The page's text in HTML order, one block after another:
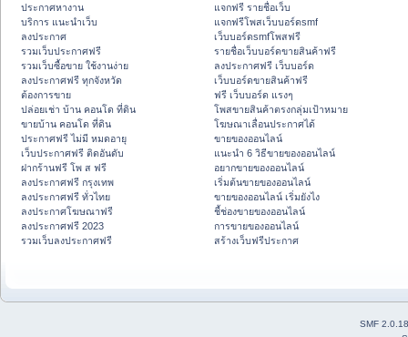
ประกาศหางาน
บริการ แนะนำเว็บ
ลงประกาศ
รวมเว็บประกาศฟรี
รวมเว็บซื้อขาย ใช้งานง่าย
ลงประกาศฟรี ทุกจังหวัด
ต้องการขาย
ปล่อยเช่า บ้าน คอนโด ที่ดิน
ขายบ้าน คอนโด ที่ดิน
ประกาศฟรี ไม่มี หมดอายุ
เว็บประกาศฟรี ติดอันดับ
ฝากร้านฟรี โพ ส ฟรี
ลงประกาศฟรี กรุงเทพ
ลงประกาศฟรี ทั่วไทย
ลงประกาศโฆษณาฟรี
ลงประกาศฟรี 2023
รวมเว็บลงประกาศฟรี
แจกฟรี รายชื่อเว็บ
แจกฟรีโพสเว็บบอร์ดsmf
เว็บบอร์ดsmfโพสฟรี
รายชื่อเว็บบอร์ดขายสินค้าฟรี
ลงประกาศฟรี เว็บบอร์ด
เว็บบอร์ดขายสินค้าฟรี
ฟรี เว็บบอร์ด แรงๆ
โพสขายสินค้าตรงกลุ่มเป้าหมาย
โฆษณาเลื่อนประกาศได้
ขายของออนไลน์
แนะนำ 6 วิธีขายของออนไลน์
อยากขายของออนไลน์
เริ่มต้นขายของออนไลน์
ขายของออนไลน์ เริ่มยังไง
ชี้ช่องขายของออนไลน์
การขายของออนไลน์
สร้างเว็บฟรีประกาศ
SMF 2.0.18